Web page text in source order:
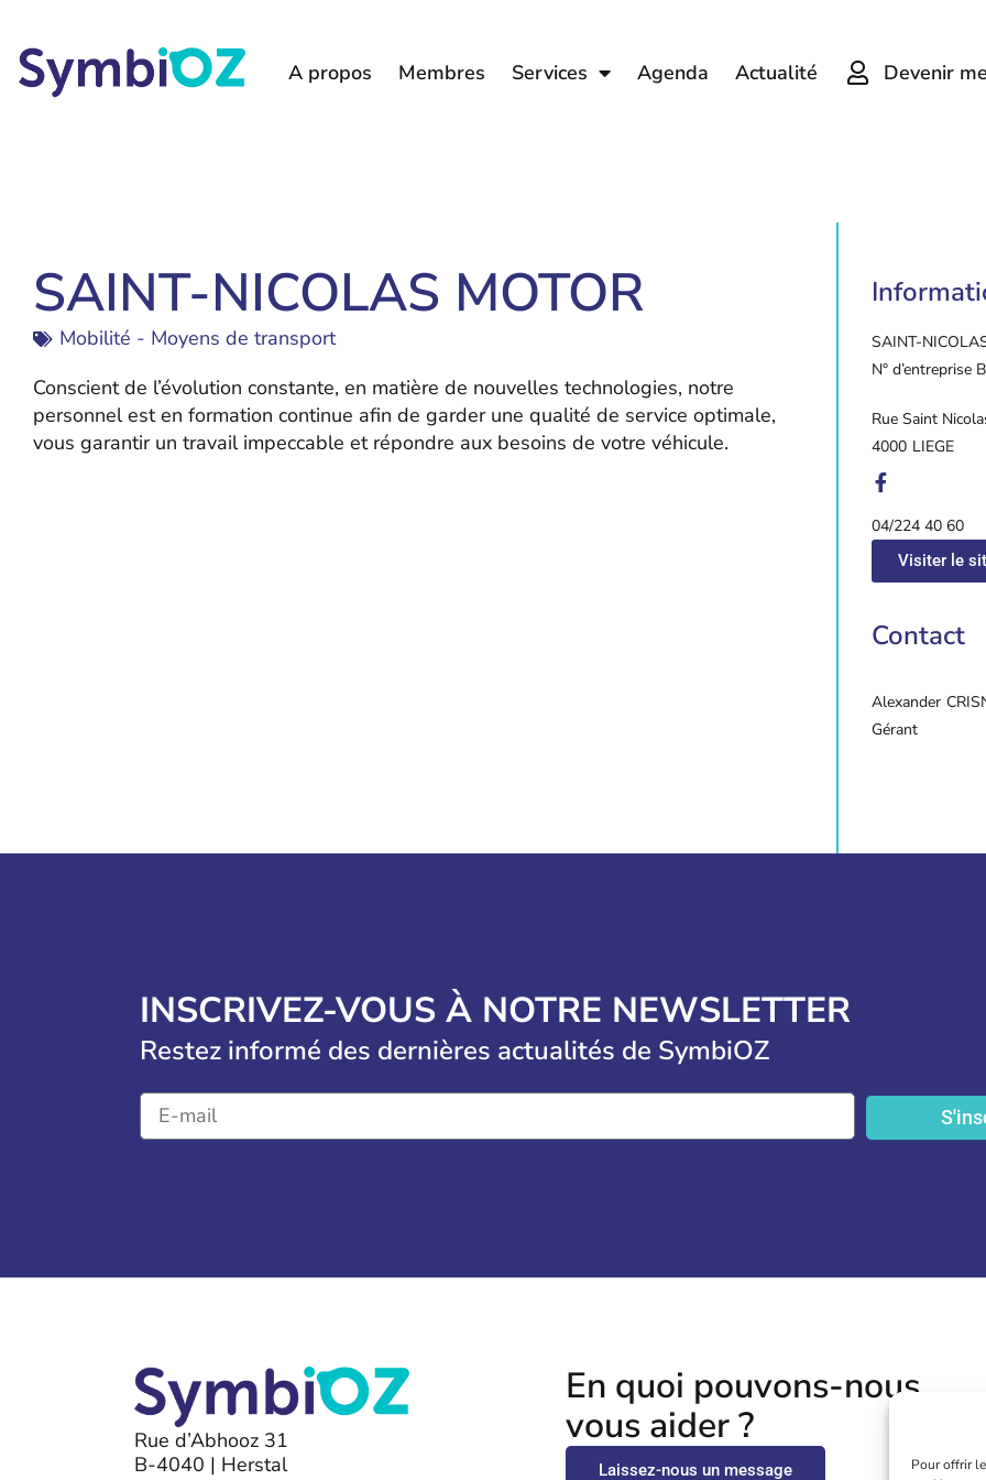
Pour offrir
A propos Membres Services Agenda Actualité Devenir
SAINT-NICOLAS MOTOR
Mobilité - Moyens de transport
Conscient de l’évolution constante, en matière de nouvelles technologies, notre
personnel est en formation continue afin de garder une qualité de service optimale,
vous garantir un travail impeccable et répondre aux besoins de votre véhicule.
SAINT-
N° d’entreprise
Rue Saint
4000 LIEGE
04/224 40 60
Visiter le
Contact
Alexander
Gérant
INSCRIVEZ-VOUS À NOTRE NEWSLETTER
Restez informé des dernières actualités de SymbiOZ
Rue d’Abhooz 31
B-4040 | Herstal
En quoi pouvons-nous
vous aider ?
Laissez-nous un message